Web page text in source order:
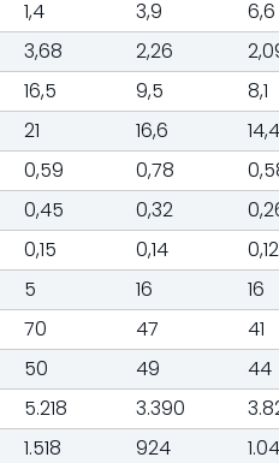
1,4 3,9
6,6
3,68 2,26
16,5 9,5
8,1
21 16,6
14,4
0,59 0,78
0,45 0,32
0,15 0,14
0,12
5 16
16
70 47
41
50 49
44
5.218 3.390
1.518 924